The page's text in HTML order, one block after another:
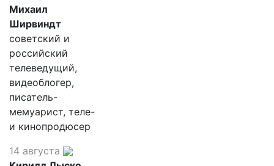
Михаил
Ширвиндт
советский и
российский
телеведущий,
видеоблогер,
писатель-
мемуарист, теле-
и кинопродюсер
14 августа